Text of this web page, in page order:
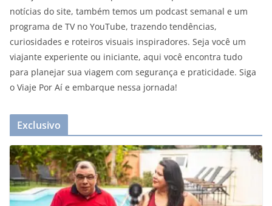
notícias do site, também temos um podcast semanal e um
programa de TV no YouTube, trazendo tendências,
curiosidades e roteiros visuais inspiradores. Seja você um
viajante experiente ou iniciante, aqui você encontra tudo
para planejar sua viagem com segurança e praticidade. Siga
o Viaje Por Aí e embarque nessa jornada!
Exclusivo